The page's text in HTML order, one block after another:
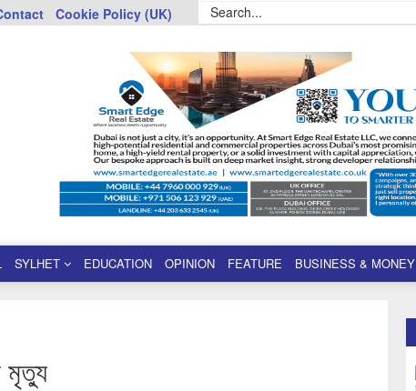
Cookie Policy (UK)
SYLHET EDUCATION OPINION FEATURE BUSINESS & MONEY
মৃত্যু